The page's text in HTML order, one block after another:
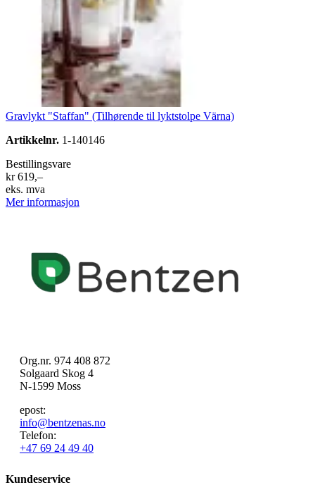
Gravlykt "Staffan" (Tilhørende til lyktstolpe Värna)
Artikkelnr. 1-140146
Bestillingsvare
kr 619,–
eks. mva
Mer informasjon
Org.nr. 974 408 872
Solgaard Skog 4
N-1599 Moss
epost:
info@bentzenas.no
Telefon:
+47 69 24 49 40
Kundeservice